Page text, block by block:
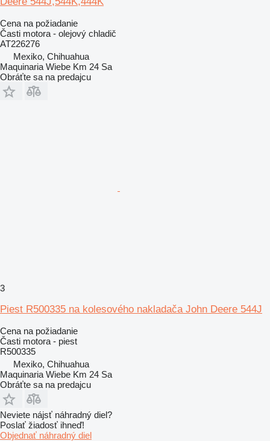
Cena na požiadanie
Časti motora - olejový chladič
AT226276
Mexiko, Chihuahua
Maquinaria Wiebe Km 24 Sa
Obráťte sa na predajcu
3
Piest R500335 na kolesového nakladača John Deere 544J
Cena na požiadanie
Časti motora - piest
R500335
Mexiko, Chihuahua
Maquinaria Wiebe Km 24 Sa
Obráťte sa na predajcu
Neviete nájsť náhradný diel?
Poslať žiadosť ihneď!
Objednať náhradný diel